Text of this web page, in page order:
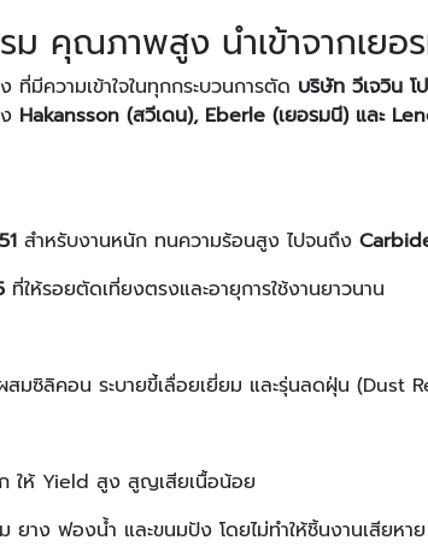
ม คุณภาพสูง นำเข้าจากเยอ
ที่มีความเข้าใจในทุกกระบวนการตัด บริษัท วีเจวิน
Hakansson (สวีเดน), Eberle (เยอรมนี) และ
สำหรับงานหนัก ทนความร้อนสูง ไปจนถึง
ที่ให้รอยตัดเที่ยงตรงและอายุการใช้งานยาวนาน
สมซิลิคอน ระบายขี้เลื่อยเยี่ยม และรุ่นลดฝุ่น (Dust
ให้ Yield สูง สูญเสียเนื้อน้อย
าง ฟองน้ำ และขนมปัง โดยไม่ทำให้ชิ้นงานเสียหาย